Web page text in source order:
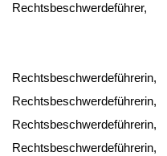
Rechts­be­schwer­deführer,
Rechts­be­schwer­deführe­rin,
Rechts­be­schwer­deführe­rin,
Rechts­be­schwer­deführe­rin,
Rechts­be­schwer­deführe­rin,